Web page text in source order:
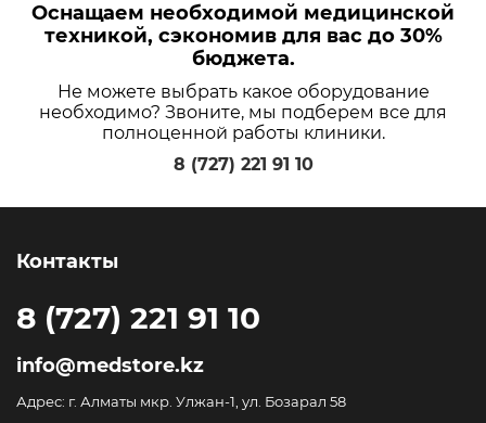
Оснащаем необходимой медицинской
техникой, сэкономив для вас до 30%
бюджета.
Не можете выбрать какое оборудование
необходимо? Звоните, мы подберем все для
полноценной работы клиники.
8 (727) 221 91 10
Контакты
8 (727) 221 91 10
info@medstore.kz
Адрес: г. Алматы мкр. Улжан-1, ул. Бозарал 58